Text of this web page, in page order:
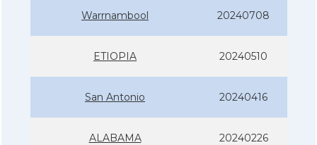
Warrnambool 20240708
ETIOPIA 20240510
San Antonio 20240416
ALABAMA 20240226